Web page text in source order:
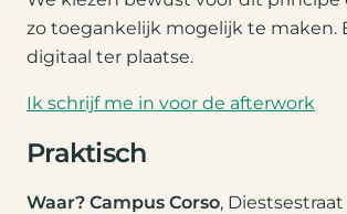
zo toegankelijk mogelijk te maken.
digitaal ter plaatse.
Ik schrijf me in voor de afterwork
Praktisch
Waar? Campus Corso,